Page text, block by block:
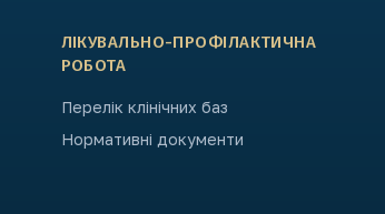
ЛІКУВАЛЬНО-ПРОФІЛАКТИЧНА
РОБОТА
Перелік клінічних баз
Нормативні документи